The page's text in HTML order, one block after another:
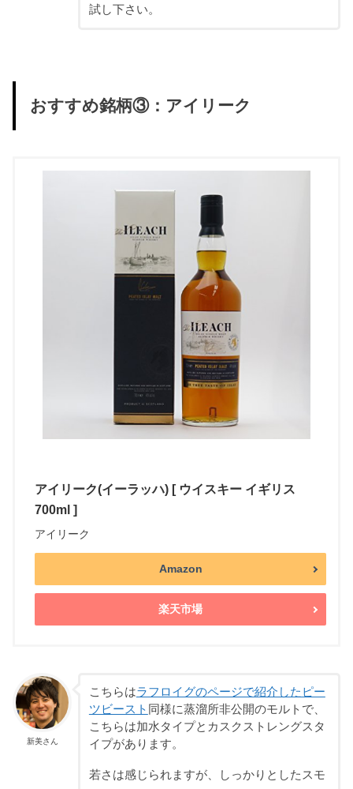
試し下さい。
おすすめ銘柄③：アイリーク
アイリーク(イーラッハ) [ ウイスキー イギリス
700ml ]
アイリーク
Amazon
楽天市場
新美さん
こちらはラフロイグのページで紹介したピー
ツビースト 同様に蒸溜所非公開のモルトで、
こちらは加水タイプとカスクストレングスタ
イプがあります。
若さは感じられますが、しっかりとしたスモ